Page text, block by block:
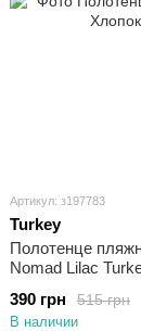
Артикул: з197783
Turkey
Полотенце
Nomad Lilac
515 грн
390 грн
В наличии